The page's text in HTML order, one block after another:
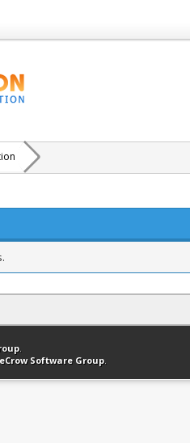
en haut Version bas-débit
.
Software Group.